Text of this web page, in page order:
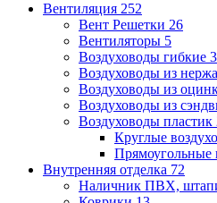
Вентиляция 252
Вент Решетки 26
Вентиляторы 5
Воздуховоды гибкие 3
Воздуховоды из
Воздуховоды из
Воздуховоды из
Воздуховоды пластик
Круглые
Прямоугольные
Внутренняя отделка 72
Наличник ПВХ,